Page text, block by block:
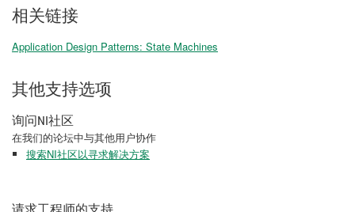
相关链接
Application Design Patterns: State Machines
其他支持选项
询问NI社区
在我们的论坛中与其他用户协作
搜索NI社区以寻求解决方案